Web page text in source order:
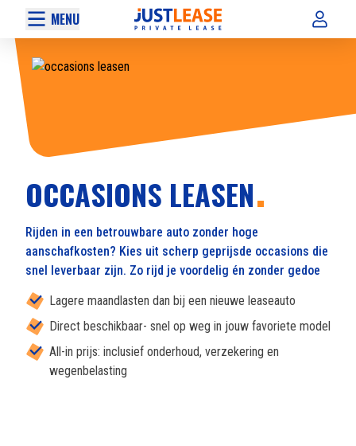
MENU
OCCASIONS LEASEN
Rijden in een betrouwbare auto zonder hoge
aanschafkosten? Kies uit scherp geprijsde occasions die
snel leverbaar zijn. Zo rijd je voordelig én zonder gedoe
Lagere maandlasten dan bij een nieuwe leaseauto
Direct beschikbaar- snel op weg in jouw favoriete model
All-in prijs: inclusief onderhoud, verzekering en
wegenbelasting